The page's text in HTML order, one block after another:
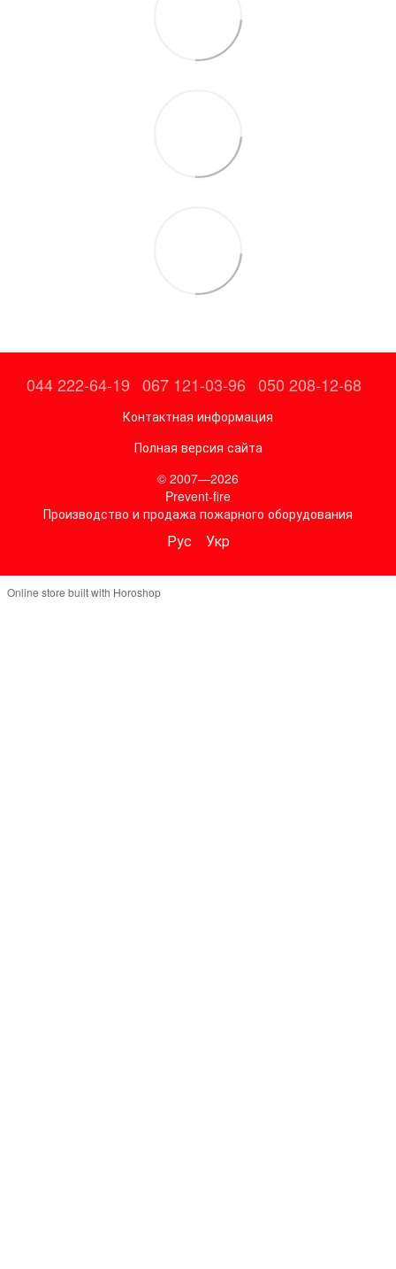
044 222-64-19 067 121-03-96 050 208-12-68
Контактная информация
Полная версия сайта
© 2007—2026
Prevent-fire
Производство и продажа пожарного оборудования
Рус Укр
Online store built with Horoshop